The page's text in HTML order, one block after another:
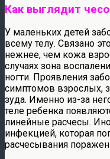
Как выглядит
У маленьких детей
всему телу. Связано
нежнее, чем кожа
случаях зона
ногти. Проявления
симптомов взрослых,
зуда. Именно из-за
теле ребенка
линейные расчесы.
инфекцией, которая
расчесывания